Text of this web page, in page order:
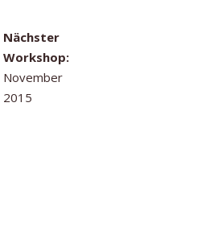
Nächster
Workshop:
November
2015